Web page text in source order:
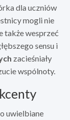
dla uczniów
mogli nie
także wesprzeć
sensu i
zacieśniały
wspólnoty.
uwielbiane